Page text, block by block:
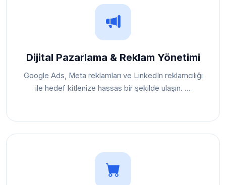
Dijital Pazarlama & Reklam Yönetimi
Google Ads, Meta reklamları ve LinkedIn reklamcılığı
ile hedef kitlenize hassas bir şekilde ulaşın. ...